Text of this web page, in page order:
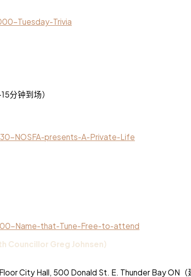
Tuesday-Trivia
分钟到场）
NOSFA-presents-A-Private-Life
Name-that-Tune-Free-to-attend
Councillor Greg Johnsen）
City Hall, 500 Donald St. E. Thunder Bay ON（